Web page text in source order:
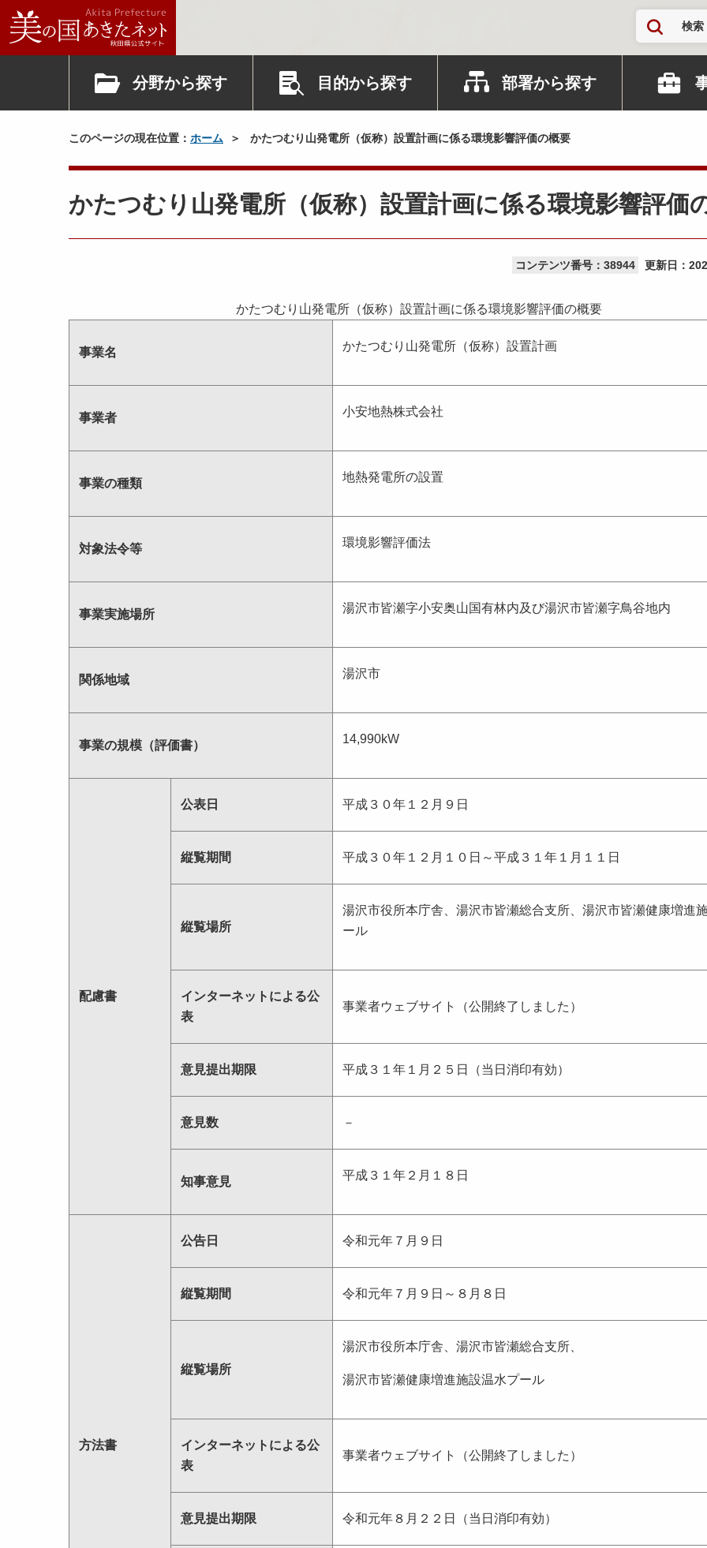
検索
分野から探す 目的から探す 部署から探す
このページの現在位置： ホーム かたつむり山発電所（仮称）設置計画に係る環境影響評価の概要
かたつむり山発電所（仮称）設置計画に係る環境影響評価
コンテンツ番号：38944 更新日：
かたつむり山発電所（仮称）設置計画に係る環境影響評価の概要
事業名 かたつむり山発電所（仮称）設置計画
事業者 小安地熱株式会社
事業の種類 地熱発電所の設置
対象法令等 環境影響評価法
事業実施場所 湯沢市皆瀬字小安奥山国有林内及び湯沢市皆瀬字鳥谷地内
関係地域 湯沢市
事業の規模（評価書） 14,990kW
配慮書
公表日 平成３０年１２月９日
縦覧期間 平成３０年１２月１０日～平成３１年１月１１日
縦覧場所
湯沢市役所本庁舎、湯沢市皆瀬総合支所、湯沢市皆瀬健康増進
ール
インターネットによる公
表
事業者ウェブサイト（公開終了しました）
意見提出期限 平成３１年１月２５日（当日消印有効）
意見数 －
知事意見 平成３１年２月１８日
方法書
公告日 令和元年７月９日
縦覧期間 令和元年７月９日～８月８日
縦覧場所
湯沢市役所本庁舎、湯沢市皆瀬総合支所、
湯沢市皆瀬健康増進施設温水プール
インターネットによる公
表
事業者ウェブサイト（公開終了しました）
意見提出期限 令和元年８月２２日（当日消印有効）